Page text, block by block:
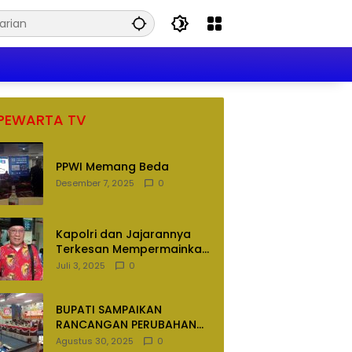
TV
PPWI Memang Beda
Desember 7, 2025 0
Kapolri dan Jajarannya
Terkesan Mempermainkan
Hukum
Juli 3, 2025 0
BUPATI SAMPAIKAN
RANCANGAN PERUBAHAN
APBD TAHUN ANGGARAN
Agustus 30, 2025 0